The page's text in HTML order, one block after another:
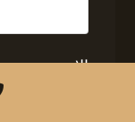
الاسم